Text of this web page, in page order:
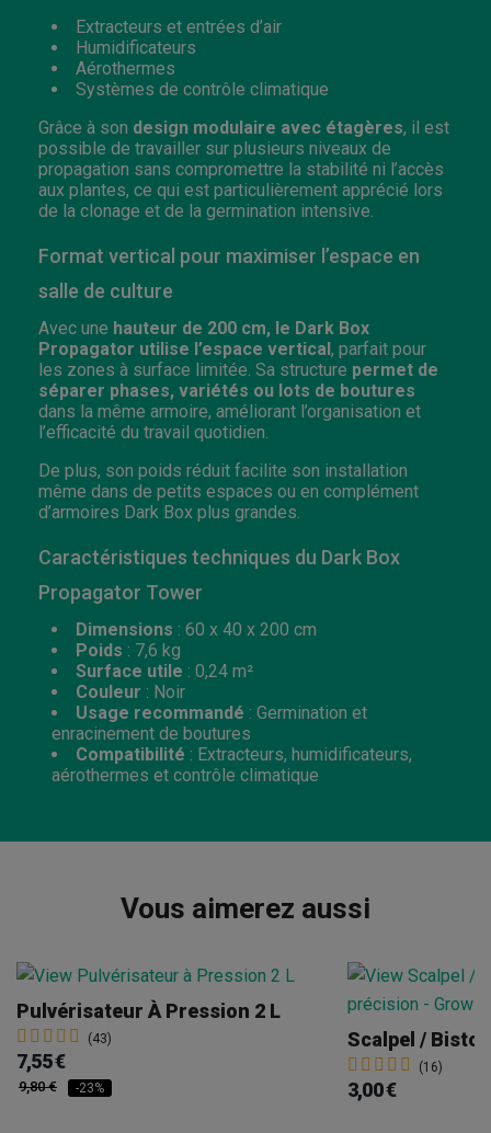
Extracteurs et entrées d’air
Humidificateurs
Aérothermes
Systèmes de contrôle climatique
Grâce à son design modulaire avec étagères, il est
possible de travailler sur plusieurs niveaux de
propagation sans compromettre la stabilité ni l’accès
aux plantes, ce qui est particulièrement apprécié lors
de la clonage et de la germination intensive.
Format vertical pour maximiser l’espace en
salle de culture
Avec une hauteur de 200 cm, le Dark Box
Propagator utilise l’espace vertical, parfait pour
les zones à surface limitée. Sa structure permet de
séparer phases, variétés ou lots de boutures
dans la même armoire, améliorant l’organisation et
l’efficacité du travail quotidien.
De plus, son poids réduit facilite son installation
même dans de petits espaces ou en complément
d’armoires Dark Box plus grandes.
Caractéristiques techniques du Dark Box
Propagator Tower
Dimensions : 60 x 40 x 200 cm
Poids : 7,6 kg
Surface utile : 0,24 m²
Couleur : Noir
Usage recommandé : Germination et
enracinement de boutures
Compatibilité : Extracteurs, humidificateurs,
aérothermes et contrôle climatique
Vous aimerez aussi
Pulvérisateur À Pression 2 L
(43)
7,55 €
9,80 € -23%
Scalpel /
(16)
3,00 €